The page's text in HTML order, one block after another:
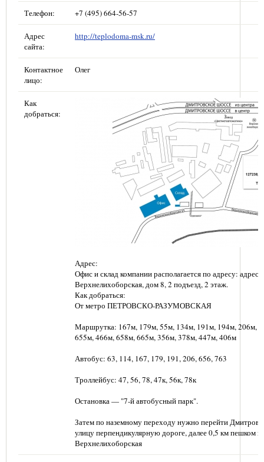
Телефон: +7 (495) 664-56-57
Адрес
сайта:
http://teplodoma-msk.ru/
Контактное
лицо:
Олег
Как
добраться:
Адрес:
Офис и склад компании располагается по адресу: адрес:
Верхнелихоборская, дом 8, 2 подъезд, 2 этаж.
Как добраться:
От метро ПЕТРОВСКО-РАЗУМОВСКАЯ
Маршрутка: 167м, 179м, 55м, 134м, 191м, 194м, 206м,
655м, 466м, 658м, 665м, 356м, 378м, 447м, 406м
Автобус: 63, 114, 167, 179, 191, 206, 656, 763
Троллейбус: 47, 56, 78, 47к, 56к, 78к
Остановка — "7-й автобусный парк".
Затем по наземному переходу нужно перейти
улицу перпендикулярную дороге, далее 0,5 км пешком
Верхнелихоборская